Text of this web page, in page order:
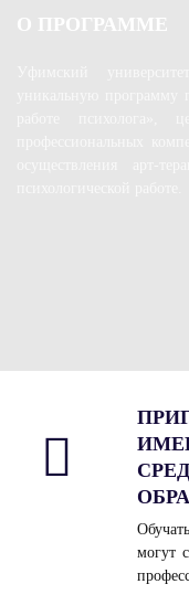
О ПРОГРАММЕ
могут